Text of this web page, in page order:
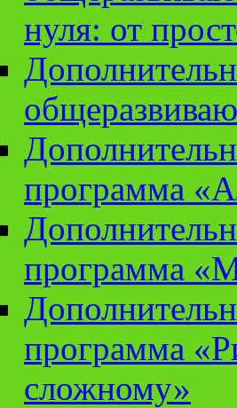
нуля: от
программа
программа
программа
сложному»